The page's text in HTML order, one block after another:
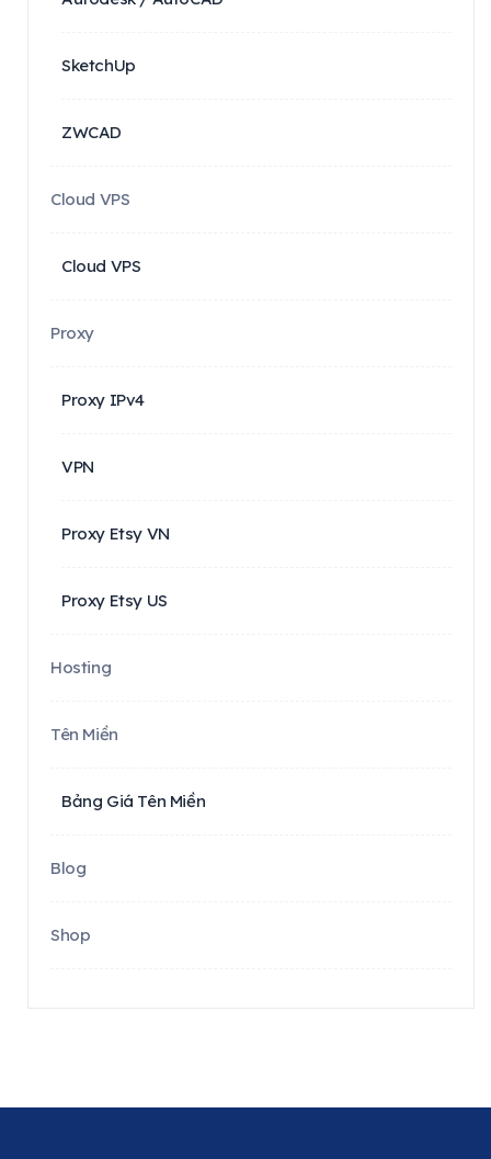
SketchUp
ZWCAD
Cloud VPS
Cloud VPS
Proxy
Proxy IPv4
VPN
Proxy Etsy VN
Proxy Etsy US
Hosting
Tên Miền
Bảng Giá Tên Miền
Blog
Shop